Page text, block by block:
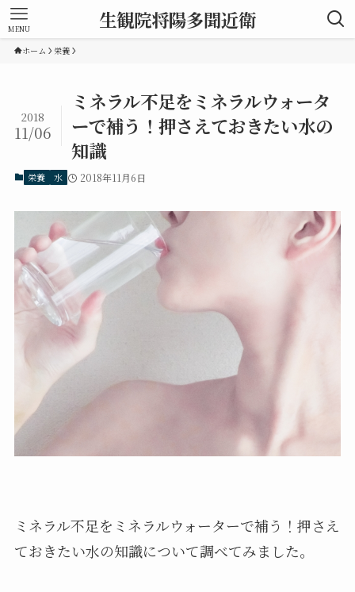
生観院将陽多聞近衛
MENU
ホーム 栄養
ミネラル不足をミネラルウォータ
ーで補う！押さえておきたい水の
知識
2018
11/06
栄養 水 2018年11月6日
ミネラル不足をミネラルウォーターで補う！押さえ
ておきたい水の知識について調べてみました。